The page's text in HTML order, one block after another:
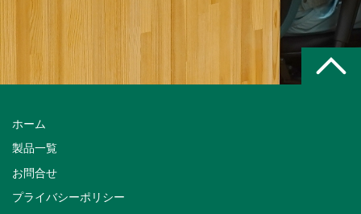
ホーム
製品一覧
お問合せ
プライバシーポリシー